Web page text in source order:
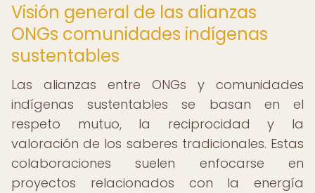
Visión general de las alianzas
ONGs comunidades indígenas
sustentables
Las alianzas entre ONGs y comunidades
indígenas sustentables se basan en el
respeto mutuo, la reciprocidad y la
valoración de los saberes tradicionales. Estas
colaboraciones suelen enfocarse en
proyectos relacionados con la energía